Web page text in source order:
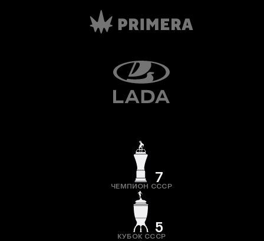
7
ЧЕМПИОН СССР
5
КУБОК СССР